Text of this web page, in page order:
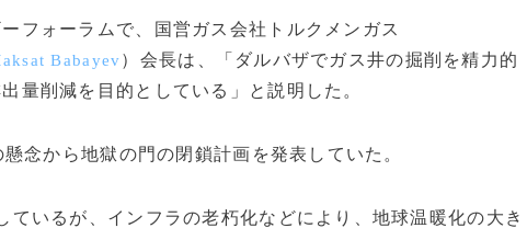
フォーラムで、国営ガス会社トルクメンガス
Babayev）会長は、「ダルバザでガス井の掘削を精力的
量削減を目的としている」と説明した。
念から地獄の門の閉鎖計画を発表していた。
いるが、インフラの老朽化などにより、地球温暖化の大き